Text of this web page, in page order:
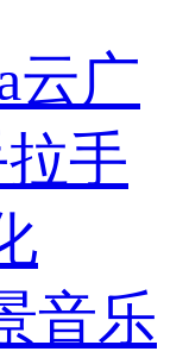
云广
手
音乐